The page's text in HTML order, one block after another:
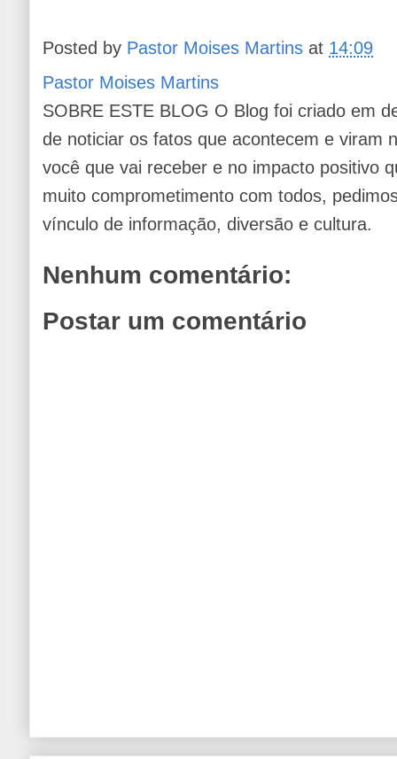
Posted by Pastor Moises Martins at 14:09
Pastor Moises Martins
SOBRE ESTE BLOG O Blog foi criado em
de noticiar os fatos que acontecem e viram
você que vai receber e no impacto positivo
muito comprometimento com todos,
vínculo de informação, diversão e cultura.
Nenhum comentário:
Postar um comentário